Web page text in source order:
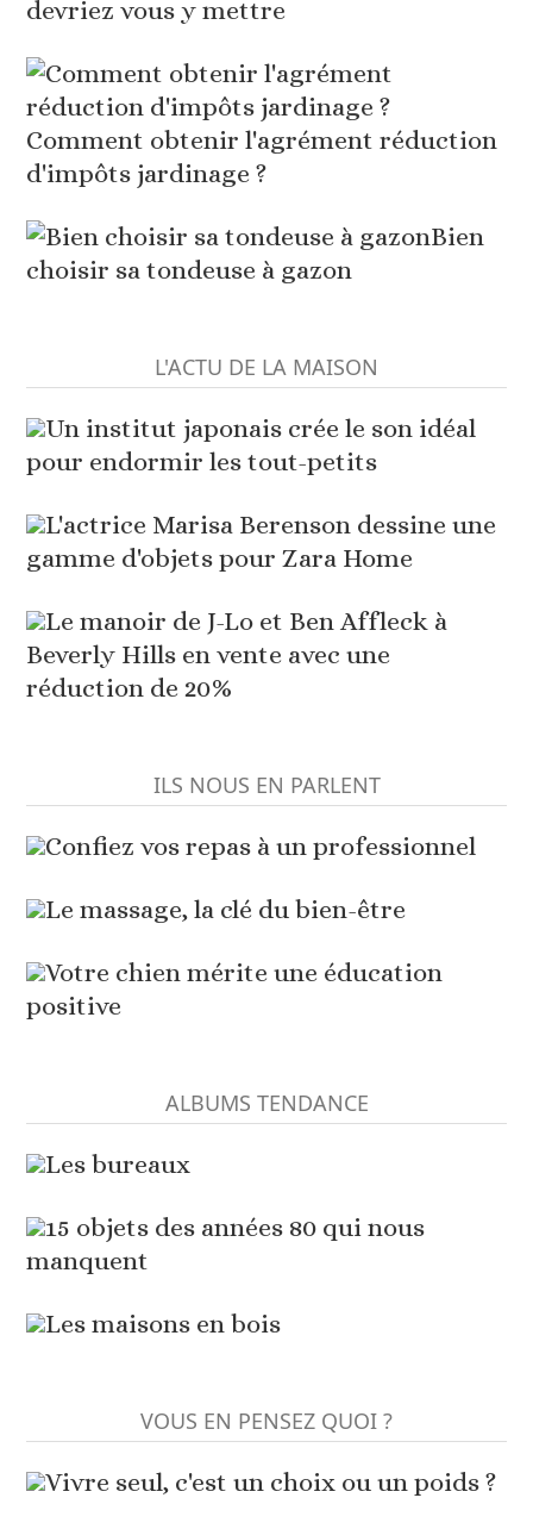
devriez vous y mettre
Comment obtenir l'agrément réduction
d'impôts jardinage ?
Bien
choisir sa tondeuse à gazon
L'ACTU DE LA MAISON
Un institut japonais crée le son idéal
pour endormir les tout-petits
L'actrice Marisa Berenson dessine une
gamme d'objets pour Zara Home
Le manoir de J-Lo et Ben Affleck à
Beverly Hills en vente avec une
réduction de 20%
ILS NOUS EN PARLENT
Confiez vos repas à un professionnel
Le massage, la clé du bien-être
Votre chien mérite une éducation
positive
ALBUMS TENDANCE
Les bureaux
15 objets des années 80 qui nous
manquent
Les maisons en bois
VOUS EN PENSEZ QUOI ?
Vivre seul, c'est un choix ou un poids ?